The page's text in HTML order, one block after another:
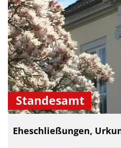
Standesamt
Eheschließungen,